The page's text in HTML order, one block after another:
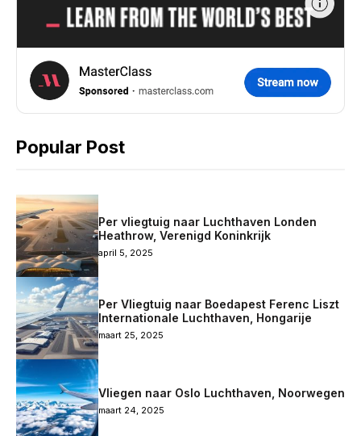
Popular Post
Per vliegtuig naar Luchthaven Londen
Heathrow, Verenigd Koninkrijk
april 5, 2025
Per Vliegtuig naar Boedapest Ferenc Liszt
Internationale Luchthaven, Hongarije
maart 25, 2025
Vliegen naar Oslo Luchthaven, Noorwegen
maart 24, 2025